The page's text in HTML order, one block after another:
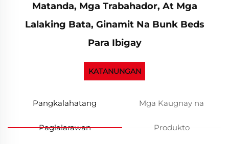
Matanda, Mga Trabahador, At Mga
Lalaking Bata, Ginamit Na Bunk Beds
Para Ibigay
KATANUNGAN
Pangkalahatang
Paglalarawan
Mga Kaugnay na
Produkto